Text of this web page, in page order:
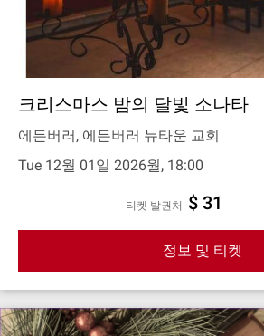
크리스마스 밤의 달빛 소나타
에든버러, 에든버러 뉴타운 교회
Tue 12월 01일 2026월, 18:00
티켓 발권처 $ 31
정보 및 티켓